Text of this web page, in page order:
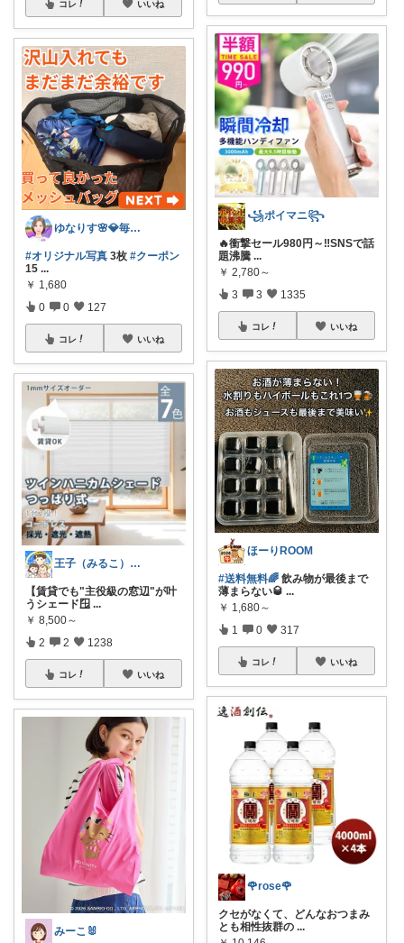
コレ いいね
ゆなりす🌸💎毎日投稿💎朝コレ
#オリジナル写真 3枚 #クーポン
15 ...
￥ 1,680
0 0 127
コレ いいね
王子（みるこ）👑便利グッズ×QOL向上
【賃貸でも"主役級の窓辺"が叶
うシェード🪟 ...
￥ 8,500～
2 2 1238
コレ いいね
みーこ🐰
꧁ポイマニ꧂
🔥衝撃セール980円～‼️SNSで話
題沸騰 ...
￥ 2,780～
3 3 1335
コレ いいね
ほーりROOM
#送料無料🌈 飲み物が最後まで
薄まらない🥃 ...
￥ 1,680～
1 0 317
コレ いいね
🌹rose🌹
クセがなくて、どんなおつまみ
とも相性抜群の ...